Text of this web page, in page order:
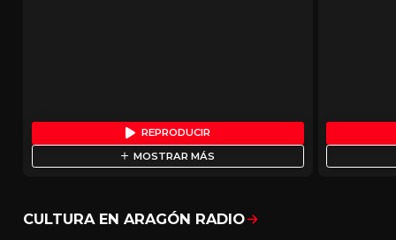
REPRODUCIR
MOSTRAR MÁS
CULTURA EN ARAGÓN RADIOMostrar todo